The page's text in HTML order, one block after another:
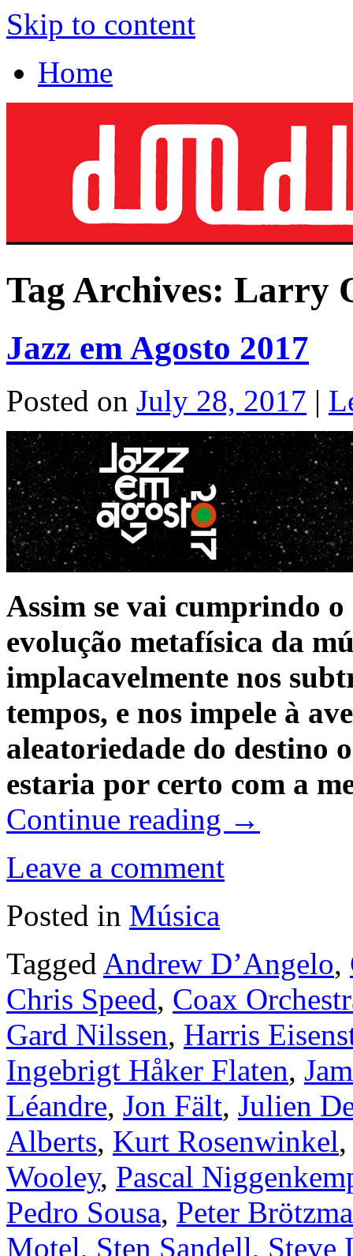
Skip to content
Home
Tag Archives: Larry
Jazz em Agosto 2017
Posted on July 28, 2017 |
Assim se vai cumprindo
evolução metafísica da
implacavelmente nos
tempos, e nos impele à
aleatoriedade do destino
estaria por certo com a
Continue reading →
Leave a comment
Posted in Música
Tagged Andrew D’Angelo,
Chris Speed, Coax
Gard Nilssen, Harris
Ingebrigt Håker Flaten,
Léandre, Jon Fält, Julien
Alberts, Kurt Rosenwinkel
Wooley, Pascal
Pedro Sousa, Peter
Motel, Sten Sandell, Steve